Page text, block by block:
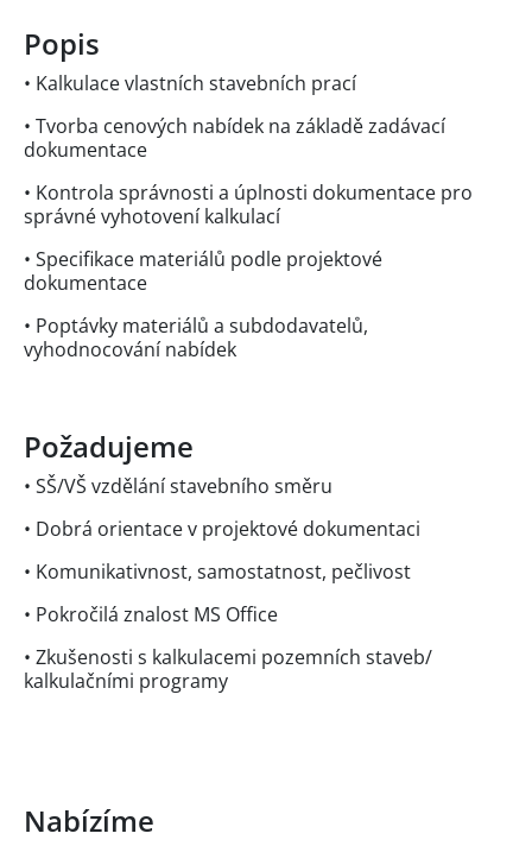
Popis
• Kalkulace vlastních stavebních prací
• Tvorba cenových nabídek na základě zadávací
dokumentace
• Kontrola správnosti a úplnosti dokumentace pro
správné vyhotovení kalkulací
• Specifikace materiálů podle projektové
dokumentace
• Poptávky materiálů a subdodavatelů,
vyhodnocování nabídek
Požadujeme
• SŠ/VŠ vzdělání stavebního směru
• Dobrá orientace v projektové dokumentaci
• Komunikativnost, samostatnost, pečlivost
• Pokročilá znalost MS Office
• Zkušenosti s kalkulacemi pozemních staveb/
kalkulačními programy
Nabízíme